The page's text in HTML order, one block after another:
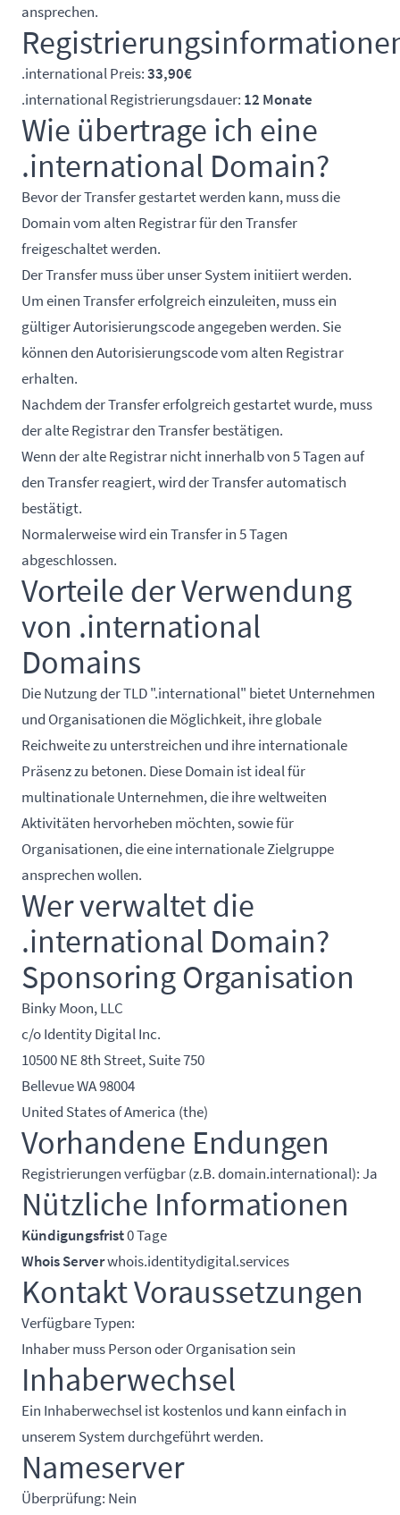
ansprechen.
.international Preis:33,90€
.international Registrierungsdauer: 12 Monate
Wie übertrage ich eine
.international Domain?
Bevor der Transfer gestartet werden kann, muss die
Domain vom alten Registrar für den Transfer
freigeschaltet werden.
Der Transfer muss über unser System initiiert werden.
Um einen Transfer erfolgreich einzuleiten, muss ein
gültiger Autorisierungscode angegeben werden. Sie
können den Autorisierungscode vom alten Registrar
erhalten.
Nachdem der Transfer erfolgreich gestartet wurde, muss
der alte Registrar den Transfer bestätigen.
Wenn der alte Registrar nicht innerhalb von 5 Tagen auf
den Transfer reagiert, wird der Transfer automatisch
bestätigt.
Normalerweise wird ein Transfer in 5 Tagen
abgeschlossen.
Vorteile der Verwendung
von .international
Domains
Die Nutzung der TLD ".international" bietet Unternehmen
und Organisationen die Möglichkeit, ihre globale
Reichweite zu unterstreichen und ihre internationale
Präsenz zu betonen. Diese Domain ist ideal für
multinationale Unternehmen, die ihre weltweiten
Aktivitäten hervorheben möchten, sowie für
Organisationen, die eine internationale Zielgruppe
ansprechen wollen.
Wer verwaltet die
.international Domain?
Sponsoring Organisation
Binky Moon, LLC
c/o Identity Digital Inc.
10500 NE 8th Street, Suite 750
Bellevue WA 98004
United States of America (the)
Vorhandene Endungen
Registrierungen verfügbar (z.B. domain.international): Ja
Nützliche Informationen
Kündigungsfrist0 Tage
Whois Serverwhois.identitydigital.services
Kontakt Voraussetzungen
Verfügbare Typen:
Inhaber muss Person oder Organisation sein
Inhaberwechsel
Ein Inhaberwechsel ist kostenlos und kann einfach in
unserem System durchgeführt werden.
Nameserver
Überprüfung: Nein